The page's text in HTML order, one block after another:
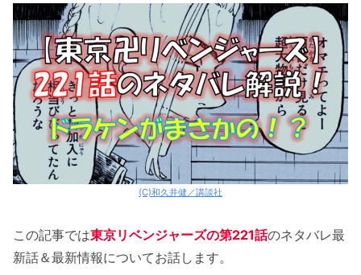
(C)和久井健／講談社
この記事では東京リベンジャーズの第221話のネタバレ最
新話＆最新情報についてお話します。